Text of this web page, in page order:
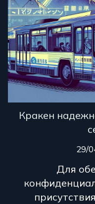
Кракен
29/
Для